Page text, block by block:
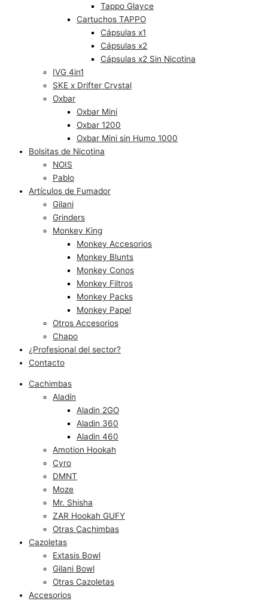
Tappo Glayce
Cartuchos TAPPO
Cápsulas x1
Cápsulas x2
Cápsulas x2 Sin Nicotina
IVG 4in1
SKE x Drifter Crystal
Oxbar
Oxbar Mini
Oxbar 1200
Oxbar Mini sin Humo 1000
Bolsitas de Nicotina
NOIS
Pablo
Artículos de Fumador
Gilani
Grinders
Monkey King
Monkey Accesorios
Monkey Blunts
Monkey Conos
Monkey Filtros
Monkey Packs
Monkey Papel
Otros Accesorios
Chapo
¿Profesional del sector?
Contacto
Cachimbas
Aladín
Aladin 2GO
Aladin 360
Aladin 460
Amotion Hookah
Cyro
DMNT
Moze
Mr. Shisha
ZAR Hookah GUFY
Otras Cachimbas
Cazoletas
Extasis Bowl
Gilani Bowl
Otras Cazoletas
Accesorios